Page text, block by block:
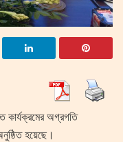
কার্যক্রমের অগ্রগতি
হয়েছে।